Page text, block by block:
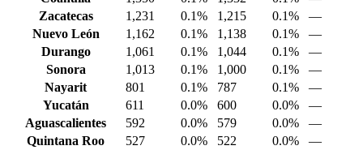
Zacatecas
1,231 0.1% 1,215 0.1%
—
Nuevo León
1,162 0.1% 1,138 0.1%
—
Durango
1,061 0.1% 1,044 0.1%
—
Sonora
1,013 0.1% 1,000 0.1%
—
Nayarit
801 0.1% 787 0.1%
—
Yucatán
611 0.0% 600 0.0%
—
Aguascalientes
592 0.0% 579 0.0%
—
Quintana Roo
527 0.0% 522 0.0%
—